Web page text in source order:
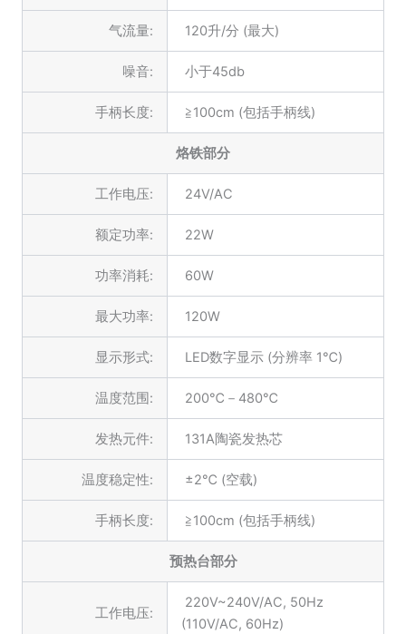
气流量: 120升/分 (最大)
噪音: 小于45db
手柄长度: ≧100cm (包括手柄线)
烙铁部分
工作电压: 24V/AC
额定功率: 22W
功率消耗: 60W
最大功率: 120W
显示形式: LED数字显示 (分辨率 1℃)
温度范围: 200℃－480℃
发热元件: 131A陶瓷发热芯
温度稳定性: ±2℃ (空载)
手柄长度: ≧100cm (包括手柄线)
预热台部分
工作电压:
220V~240V/AC, 50Hz
(110V/AC, 60Hz)